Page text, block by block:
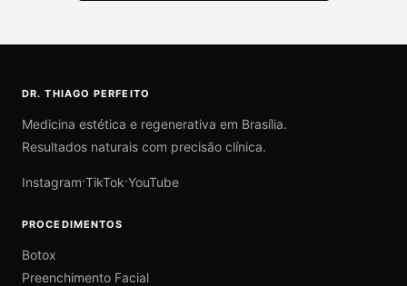
DR. THIAGO PERFEITO
Medicina estética e regenerativa em Brasília.
Resultados naturais com precisão clínica.
Instagram·TikTok·YouTube
PROCEDIMENTOS
Botox
Preenchimento Facial